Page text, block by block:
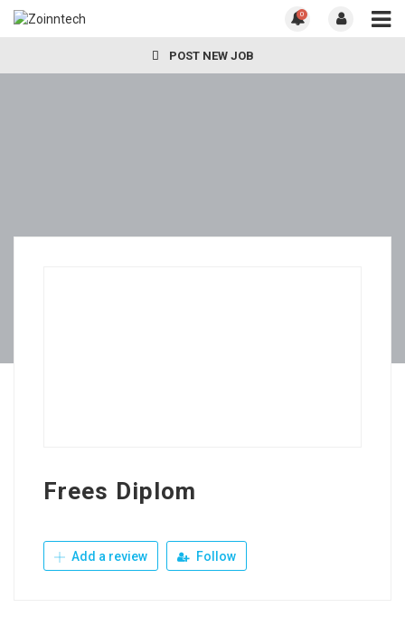
0
POST NEW JOB
Frees Diplom
Add a review Follow